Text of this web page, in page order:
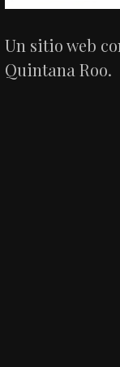
Un sitio web
Quintana Roo.